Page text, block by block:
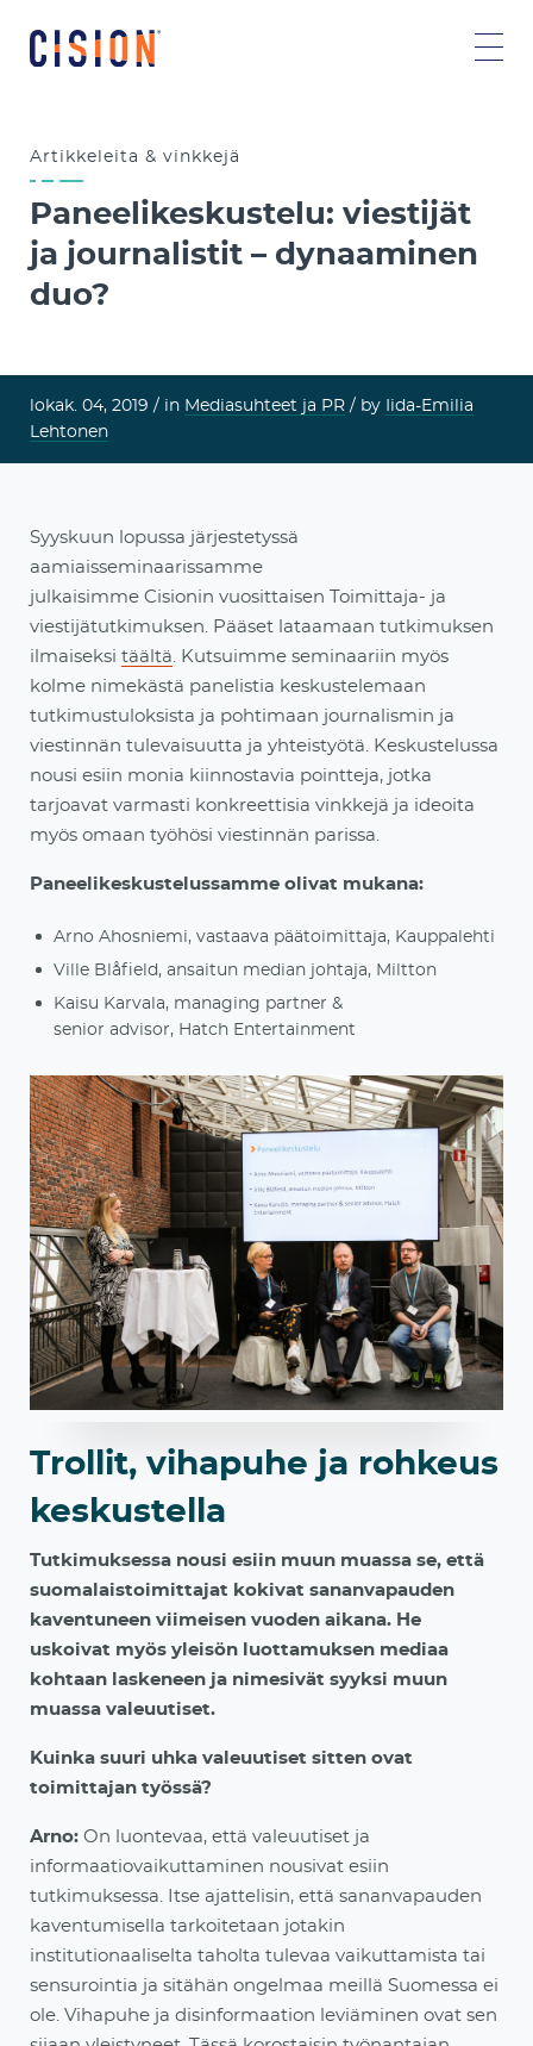
Artikkeleita & vinkkejä
Paneelikeskustelu: viestijät
ja journalistit – dynaaminen
duo?
lokak. 04, 2019 / in Mediasuhteet ja PR / by
Iida-Emilia
Lehtonen
Syyskuun lopussa järjestetyssä
aamiaisseminaarissamme
julkaisimme Cisionin vuosittaisen Toimittaja- ja
viestijätutkimuksen. Pääset lataamaan tutkimuksen
ilmaiseksi täältä . Kutsuimme seminaariin myös
kolme nimekästä panelistia keskustelemaan
tutkimustuloksista ja pohtimaan journalismin ja
viestinnän tulevaisuutta ja yhteistyötä. Keskustelussa
nousi esiin monia kiinnostavia pointteja, jotka
tarjoavat varmasti konkreettisia vinkkejä ja ideoita
myös omaan työhösi viestinnän parissa.
Paneelikeskustelussamme olivat mukana:
Arno Ahosniemi, vastaava päätoimittaja, Kauppalehti
Ville Blåfield, ansaitun median johtaja, Miltton
Kaisu Karvala, managing partner &
senior advisor, Hatch Entertainment
Trollit, vihapuhe ja rohkeus
keskustella
Tutkimuksessa nousi esiin muun muassa se, että
suomalaistoimittajat kokivat sananvapauden
kaventuneen viimeisen vuoden aikana. He
uskoivat myös yleisön luottamuksen mediaa
kohtaan laskeneen ja nimesivät syyksi muun
muassa valeuutiset.
Kuinka suuri uhka valeuutiset sitten ovat
toimittajan työssä?
Arno: On luontevaa, että valeuutiset ja
informaatiovaikuttaminen nousivat esiin
tutkimuksessa. Itse ajattelisin, että sananvapauden
kaventumisella tarkoitetaan jotakin
institutionaaliselta taholta tulevaa vaikuttamista tai
sensurointia ja sitähän ongelmaa meillä Suomessa ei
ole. Vihapuhe ja disinformaation leviäminen ovat sen